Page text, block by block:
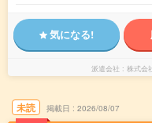
気になる!
派遣会社 株式会
未読 掲載日 2026/08/07